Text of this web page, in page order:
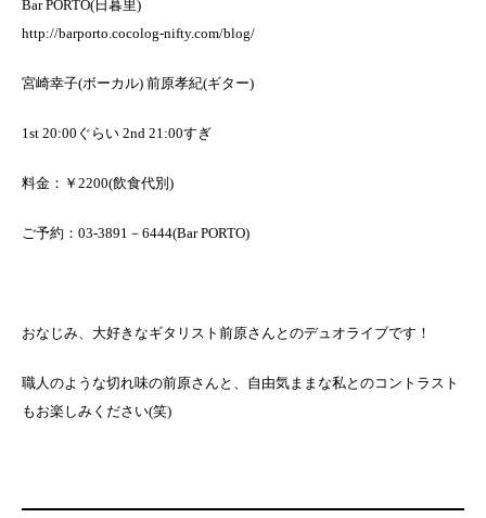
Bar PORTO(日暮里)
http://barporto.cocolog-nifty.com/blog/
宮崎幸子(ボーカル) 前原孝紀(ギター)
1st 20:00ぐらい 2nd 21:00すぎ
料金：￥2200(飲食代別)
ご予約：03-3891－6444(Bar PORTO)
おなじみ、大好きなギタリスト前原さんとのデュオライブです！
職人のような切れ味の前原さんと、自由気ままな私とのコントラスト
もお楽しみください(笑)